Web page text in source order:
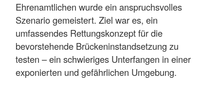
Ehrenamtlichen wurde ein anspruchsvolles
Szenario gemeistert. Ziel war es, ein
umfassendes Rettungskonzept für die
bevorstehende Brückeninstandsetzung zu
testen – ein schwieriges Unterfangen in einer
exponierten und gefährlichen Umgebung.